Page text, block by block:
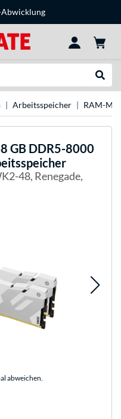
Abwicklung
Arbeitsspeicher RAM-
GB DDR5-8000
48, Renegade,
abweichen.